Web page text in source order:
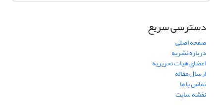
دسترسی سریع
صفحه اصلی
درباره نشریه
اعضای هیات تحریریه
ارسال مقاله
تماس با ما
نقشه سایت